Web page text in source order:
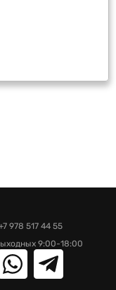
978 517 44 55
9:00-18:00